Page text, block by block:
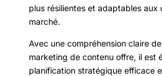
plus résilientes et adaptables aux
marché.
Avec une compréhension claire
marketing de contenu offre, il est
planification stratégique efficace